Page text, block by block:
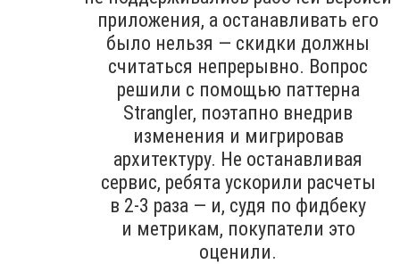
приложения, а останавливать его
было нельзя — скидки должны
считаться непрерывно. Вопрос
решили с помощью паттерна
Strangler, поэтапно внедрив
изменения и мигрировав
архитектуру. Не останавливая
сервис, ребята ускорили расчеты
в 2‑3 раза — и, судя по фидбеку
и метрикам, покупатели это
оценили.